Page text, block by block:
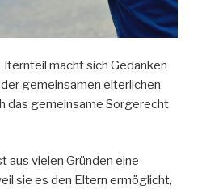
macht sich Gedanken
gemeinsamen elterlichen
das gemeinsame Sorgerecht
vielen Gründen eine
sie es den Eltern ermöglicht,